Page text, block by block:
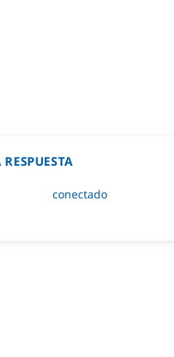
estarconectado